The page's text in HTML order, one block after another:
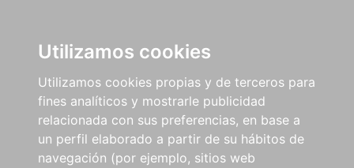
Utilizamos cookies
Utilizamos cookies propias y de terceros para
fines analíticos y mostrarle publicidad
relacionada con sus preferencias, en base a
un perfil elaborado a partir de su hábitos de
navegación (por ejemplo, sitios web